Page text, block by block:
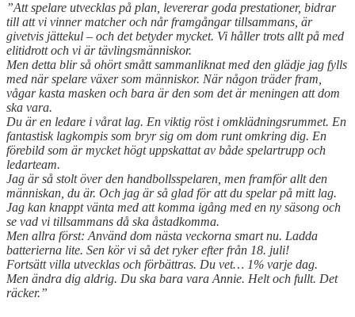
”Att spelare utvecklas på plan, levererar goda prestationer, bidrar
till att vi vinner matcher och når framgångar tillsammans, är
givetvis jättekul – och det betyder mycket. Vi håller trots allt på med
elitidrott och vi är tävlingsmänniskor.
Men detta blir så ohört smått sammanliknat med den glädje jag fylls
med när spelare växer som människor. När någon träder fram,
vågar kasta masken och bara är den som det är meningen att dom
ska vara.
Du är en ledare i vårat lag. En viktig röst i omklädningsrummet. En
fantastisk lagkompis som bryr sig om dom runt omkring dig. En
förebild som är mycket högt uppskattat av både spelartrupp och
ledarteam.
Jag är så stolt över den handbollsspelaren, men framför allt den
människan, du är. Och jag är så glad för att du spelar på mitt lag.
Jag kan knappt vänta med att komma igång med en ny säsong och
se vad vi tillsammans då ska åstadkomma.
Men allra först: Använd dom nästa veckorna smart nu. Ladda
batterierna lite. Sen kör vi så det ryker efter från 18. juli!
Fortsätt villa utvecklas och förbättras. Du vet… 1% varje dag.
Men ändra dig aldrig. Du ska bara vara Annie. Helt och fullt. Det
räcker.”